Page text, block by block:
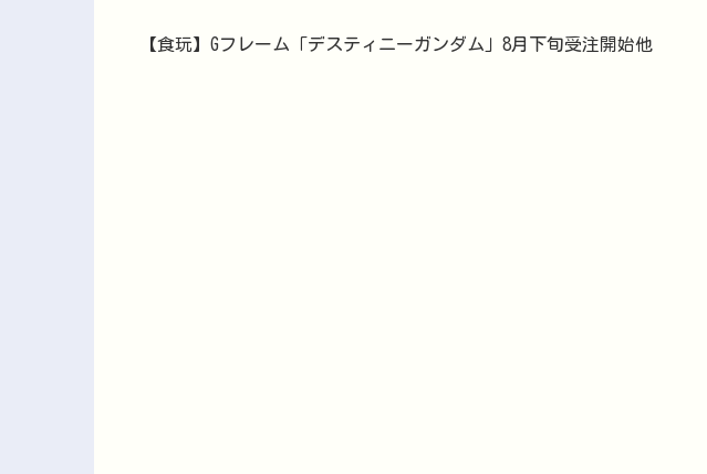
【食玩】Gフレーム「デスティニーガンダム」8月下旬受注開始他